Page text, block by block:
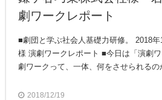
劇ワークレポート
■劇団と学ぶ社会人基礎力研修。 2018
様 演劇ワークレポート ■今日は「演劇ワー
劇ワークって、一体、何をさせられるの
2018/12/19